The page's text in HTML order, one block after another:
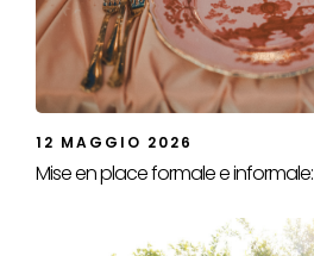
12 MAGGIO 2026
Mise en place formale e